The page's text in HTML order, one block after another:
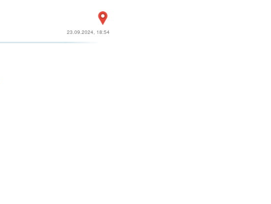
23.09.2024, 18:54